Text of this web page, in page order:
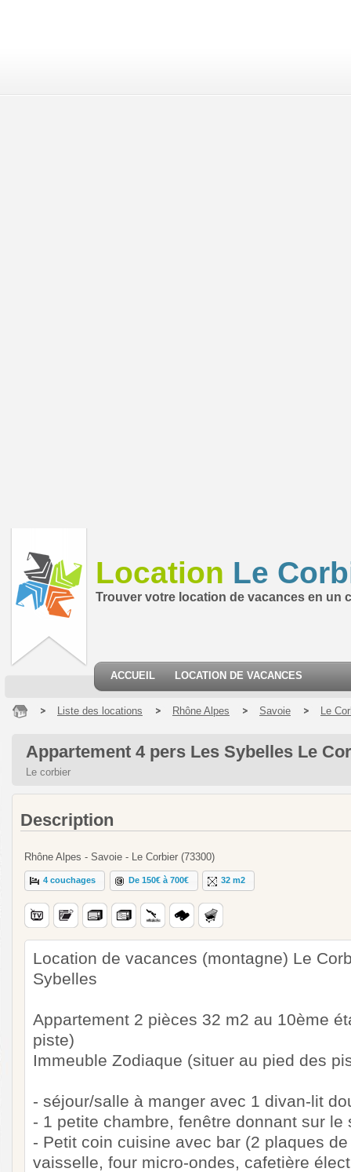
Location Le
Trouver votre location de vacances en un
ACCUEIL LOCATION DE VACANCES
Liste des locations Rhône Alpes Savoie Le
Appartement 4 pers Les Sybelles Le
Le corbier
Description
Rhône Alpes - Savoie - Le Corbier (73300)
4 couchages De 150€ à 700€ 32 m2
Location de vacances (montagne) Le
Sybelles
Appartement 2 pièces 32 m2 au 10ème
piste)
Immeuble Zodiaque (situer au pied des
- séjour/salle à manger avec 1 divan-lit
- 1 petite chambre, fenêtre donnant sur le
- Petit coin cuisine avec bar (2 plaques
vaisselle, four micro-ondes, cafetière